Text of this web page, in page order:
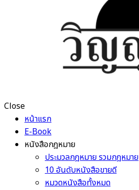
Close
หน้าแรก
E-Book
หนังสือกฎหมาย
ประมวลกฎหมาย รวมกฎหมาย
10 อันดับหนังสือขายดี
หมวดหนังสือทั้งหมด